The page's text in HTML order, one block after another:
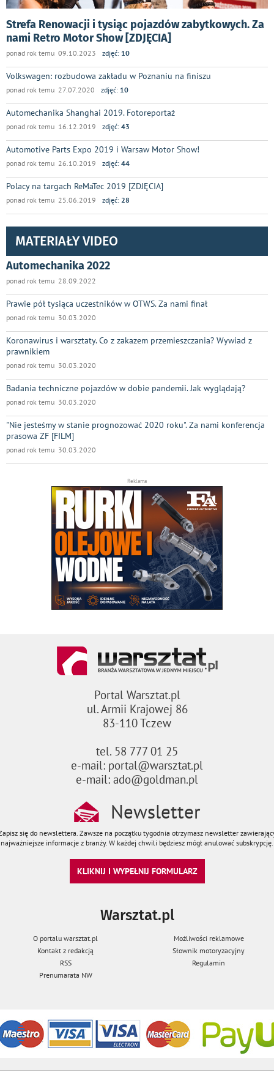
Strefa Renowacji i tysiąc pojazdów zabytkowych. Za
nami Retro Motor Show [ZDJĘCIA]
ponad rok temu 09.10.2023 zdjęć: 10
Volkswagen: rozbudowa zakładu w Poznaniu na finiszu
ponad rok temu 27.07.2020 zdjęć: 10
Automechanika Shanghai 2019. Fotoreportaż
ponad rok temu 16.12.2019 zdjęć: 43
Automotive Parts Expo 2019 i Warsaw Motor Show!
ponad rok temu 26.10.2019 zdjęć: 44
Polacy na targach ReMaTec 2019 [ZDJĘCIA]
ponad rok temu 25.06.2019 zdjęć: 28
MATERIAŁY VIDEO
Automechanika 2022
ponad rok temu 28.09.2022
Prawie pół tysiąca uczestników w OTWS. Za nami finał
ponad rok temu 30.03.2020
Koronawirus i warsztaty. Co z zakazem przemieszczania? Wywiad z
prawnikiem
ponad rok temu 30.03.2020
Badania techniczne pojazdów w dobie pandemii. Jak wyglądają?
ponad rok temu 30.03.2020
"Nie jesteśmy w stanie prognozować 2020 roku". Za nami konferencja
prasowa ZF [FILM]
ponad rok temu 30.03.2020
Reklama
Portal Warsztat.pl
ul. Armii Krajowej 86
83-110 Tczew
tel. 58 777 01 25
e-mail: portal@warsztat.pl
e-mail: ado@goldman.pl
Newsletter
się do newslettera. Zawsze na początku tygodnia otrzymasz newsletter
najważniejsze informacje z branży. W każdej chwili będziesz mógł anulować subskrypcję.
KLIKNIJ I WYPEŁNIJ FORMULARZ
Warsztat.pl
O portalu warsztat.pl
Możliwości reklamowe
Kontakt z redakcją
Słownik motoryzacyjny
RSS
Regulamin
Prenumarata NW